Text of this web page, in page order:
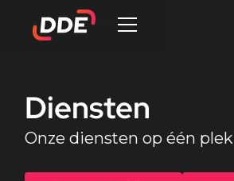
Diensten
Onze diensten op één plek